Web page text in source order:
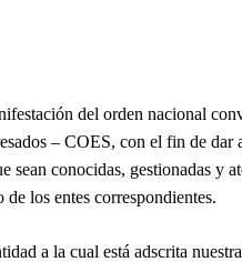
del orden nacional
– COES, con el fin de dar
conocidas, gestionadas y
los entes correspondientes.
a la cual está adscrita